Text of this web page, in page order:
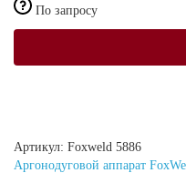
По запросу
Артикул: Foxweld 5886
Аргонодуговой аппарат